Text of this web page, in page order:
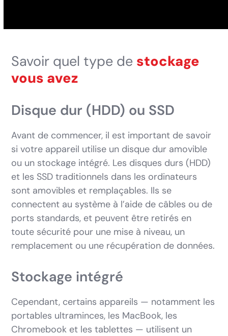
Savoir quel type de stockage
vous avez
Disque dur (HDD) ou SSD
Avant de commencer, il est important de savoir
si votre appareil utilise un disque dur amovible
ou un stockage intégré. Les disques durs (HDD)
et les SSD traditionnels dans les ordinateurs
sont amovibles et remplaçables. Ils se
connectent au système à l’aide de câbles ou de
ports standards, et peuvent être retirés en
toute sécurité pour une mise à niveau, un
remplacement ou une récupération de données.
Stockage intégré
Cependant, certains appareils — notamment les
portables ultraminces, les MacBook, les
Chromebook et les tablettes — utilisent un